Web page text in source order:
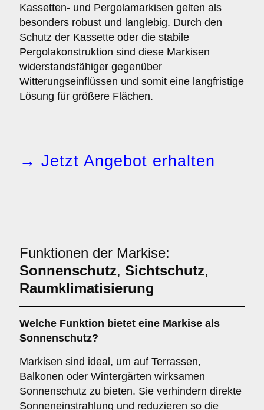
Kassetten- und Pergolamarkisen gelten als
besonders robust und langlebig. Durch den
Schutz der Kassette oder die stabile
Pergolakonstruktion sind diese Markisen
widerstandsfähiger gegenüber
Witterungseinflüssen und somit eine langfristige
Lösung für größere Flächen.
→ Jetzt Angebot erhalten
Funktionen der Markise:
Sonnenschutz, Sichtschutz,
Raumklimatisierung
Welche Funktion bietet eine Markise als
Sonnenschutz?
Markisen sind ideal, um auf Terrassen,
Balkonen oder Wintergärten wirksamen
Sonnenschutz zu bieten. Sie verhindern direkte
Sonneneinstrahlung und reduzieren so die